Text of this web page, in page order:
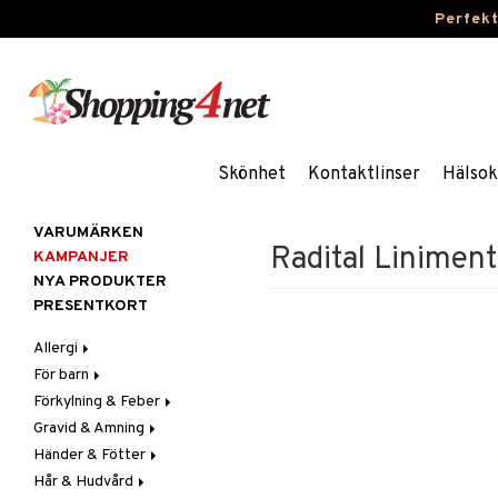
Skönhet Kontaktlinser
Radital
VARUMÄRKEN
KAMPANJER
NYA PRODUKTER
PRESENTKORT
Allergi
Nässpray
Ögondroppar
Tabletter
För barn
Blodstoppare
Blöjor
Feber, Förkylning & Värk
Hår
Förkylning & Feber
Feber
Febernedsättande
Barn
Febertermometrar
Halsont & Heshet
Hosta
Gravid & Amning
Bröstpump
Bröstskydd & Inlägg
Händer & Fötter
Fotvård
Hår & Hudvård